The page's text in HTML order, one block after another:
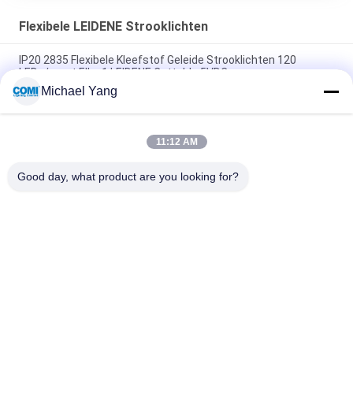
Flexibele LEIDENE Strooklichten
IP20 2835 Flexibele Kleefstof Geleide Strooklichten 120
LEDs/meet Elke 1 LEIDENE Cuttable 5VDC
3500 aan - 4000K CRI 80 14.4W/M
Dimmable Multikleur RGBW 4 in 1 5050 Flexibele LEIDENE
Michael Yang
11:12 AM
Good day, what product are you looking for?